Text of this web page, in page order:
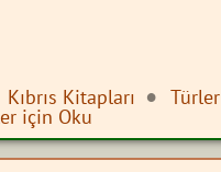
Kıbrıs Kitapları Türler
için Oku